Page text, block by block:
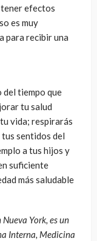
efectos
es muy
para recibir una
del tiempo que
tu salud
vida; respirarás
sentidos del
a tus hijos y
suficiente
más saludable
York, es un
Interna, Medicina